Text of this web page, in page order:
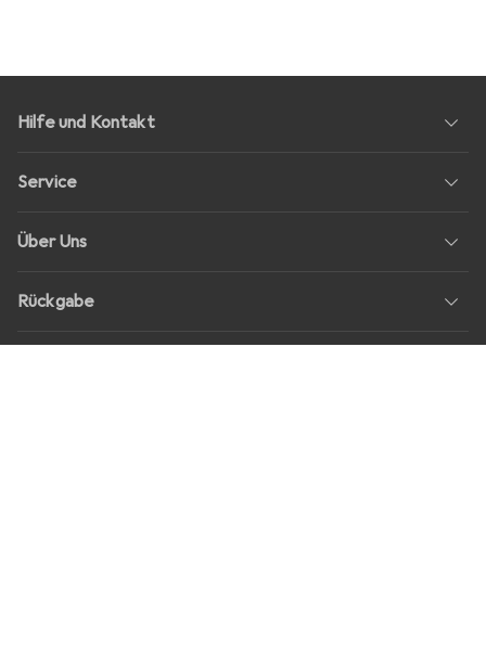
Hilfe und Kontakt
Service
Über Uns
Rückgabe